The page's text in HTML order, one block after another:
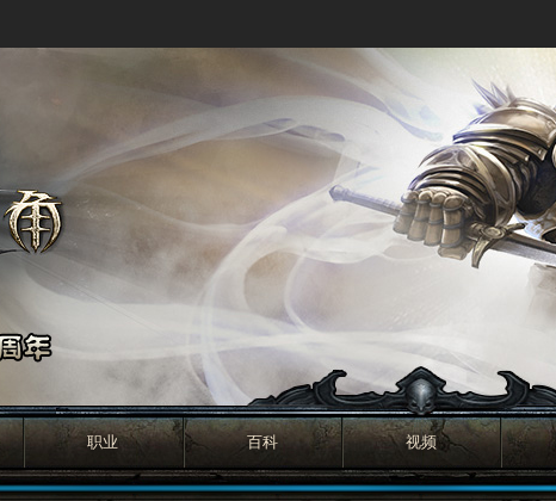
职业 百科 视频